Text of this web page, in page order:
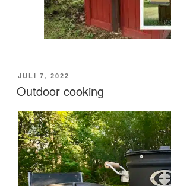
PUBLICERAT
JULI 7, 2022
Outdoor cooking